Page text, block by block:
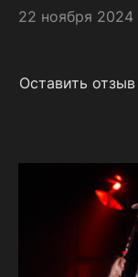
22 ноября 2024
Оставить отзыв